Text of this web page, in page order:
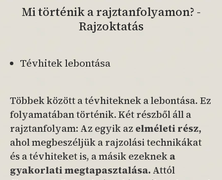
Mi történik a rajztanfolyamon? -
Rajzoktatás
Tévhitek lebontása
Többek között a tévhiteknek a lebontása. Ez
folyamatában történik. Két részből áll a
rajztanfolyam: Az egyik az elméleti rész,
ahol megbeszéljük a rajzolási technikákat
és a tévhiteket is, a másik ezekneka
gyakorlatimegtapasztalása.Attól